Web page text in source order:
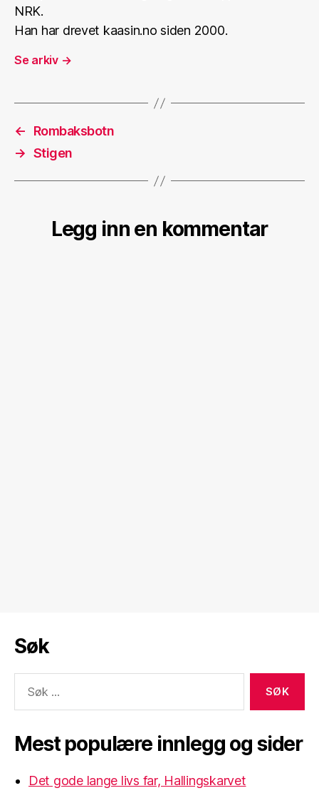
NRK.
Han har drevet kaasin.no siden 2000.
Se arkiv →
←
Rombaksbotn
→ Stigen
Legg inn en kommentar
Søk
etter:
Mest populære innlegg og sider
Det gode lange livs far, Hallingskarvet